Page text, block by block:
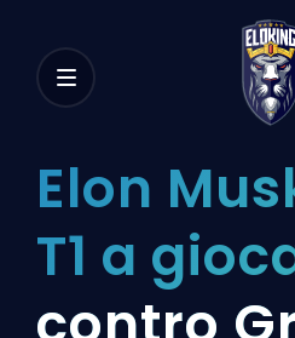
Elon
T1 a